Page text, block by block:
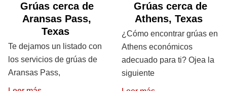
Grúas cerca de
Aransas Pass,
Texas
Te dejamos un listado con
los servicios de grúas de
Aransas Pass,
Grúas cerca de
Athens, Texas
¿Cómo encontrar grúas en
Athens económicos
adecuado para ti? Ojea la
siguiente